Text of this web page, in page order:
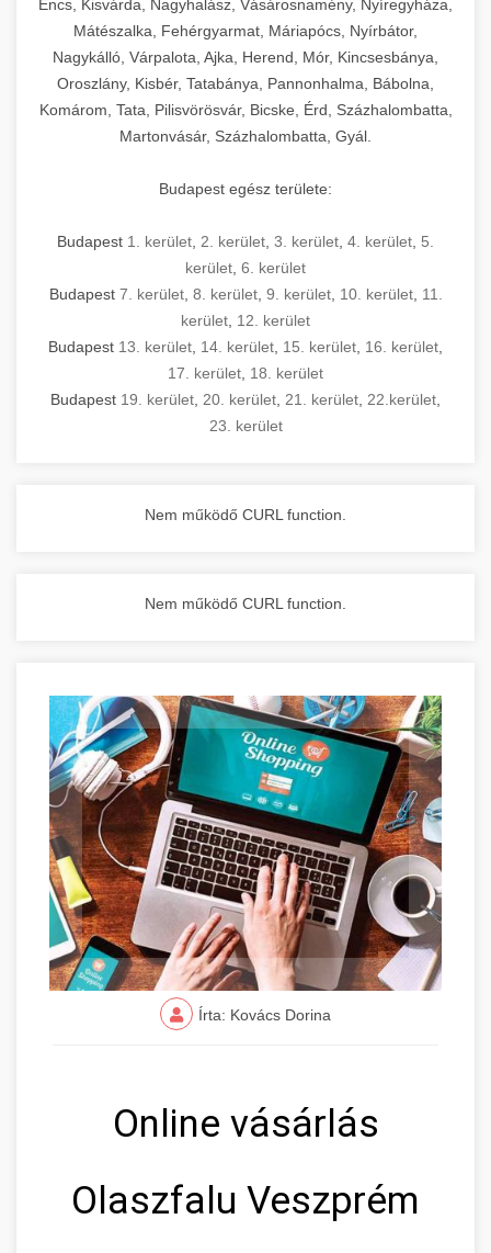
Encs, Kisvárda, Nagyhalász, Vásárosnamény, Nyíregyháza,
Mátészalka, Fehérgyarmat, Máriapócs, Nyírbátor,
Nagykálló, Várpalota, Ajka, Herend, Mór, Kincsesbánya,
Oroszlány, Kisbér, Tatabánya, Pannonhalma, Bábolna,
Komárom, Tata, Pilisvörösvár, Bicske, Érd, Százhalombatta,
Martonvásár, Százhalombatta, Gyál.
Budapest egész területe:
Budapest 1. kerület 2. kerület 3. kerület 4. kerület 5.
kerület 6. kerület
Budapest 7. kerület, 8. kerület, 9. kerület, 10. kerület, 11.
kerület 12. kerület
Budapest 13. kerület 14. kerület 15. kerület 16. kerület
17. kerület 18. kerület
Budapest 19. kerület 20. kerület 21. kerület 22.kerület
23. kerület
Nem működő CURL function.
Nem működő CURL function.
Írta: Kovács Dorina
Online vásárlás
Olaszfalu Veszprém